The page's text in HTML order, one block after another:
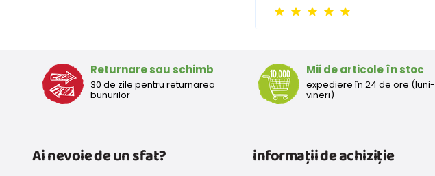
Returnare sau schimb
30 de zile pentru returnarea
bunurilor
Mii de articole în stoc
expediere în 24 de ore (luni-
vineri)
Ai nevoie de un sfat? informații de achiziție